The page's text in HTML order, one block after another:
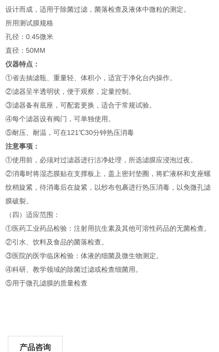
设计而成，适用于除菌过滤，菌落检查及液体中微粒的测定。
所用测试膜规格
孔径：0.45微米
直径：50MM
仪器特点：
①省去抽滤瓶、重量轻、体积小，适宜于净化台内操作。
②滤器呈半透明状，便于观察，定量控制。
③滤器备有底座，可配套更换，适合于常规试验。
④每个滤器设有阀门，可单独使用。
⑤耐压、耐温，可在121℃30分钟热压消毒
注意事项：
①使用前，必须对过滤器进行洁净处理，所选滤膜应浸泡过夜。
②消毒时将湿态膜贴在支撑板上，盖上密封垫圈，将贮液杯和支座螺
纹稍旋紧，待消毒后在旋紧，以纱布包裹进行热压消毒，以免微孔滤
膜破裂。
（四）适应范围：
①医药工业药品检验：注射用抗生素及其他可溶性药品的无菌检查。
②引水、饮料及食品的菌落检查。
③医院的医学临床检验：体液的细菌及微生物测定。
④科研、教学领域的除菌过滤或检查细菌用。
⑤用于微孔滤膜的质量检查
产品咨询